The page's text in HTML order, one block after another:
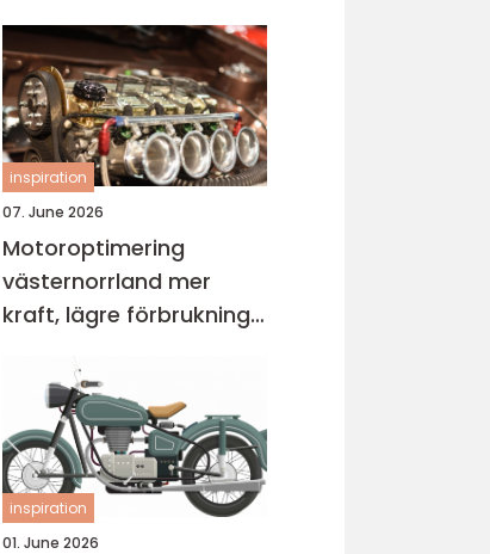
inspiration
07. June 2026
Motoroptimering
västernorrland mer
kraft, lägre förbrukning
inspiration
01. June 2026